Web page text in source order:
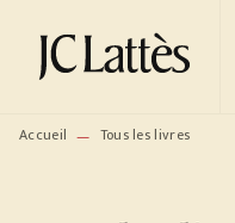
MENU RECHERCHE
PIED DE PAGE
Accueil — Tous les livres